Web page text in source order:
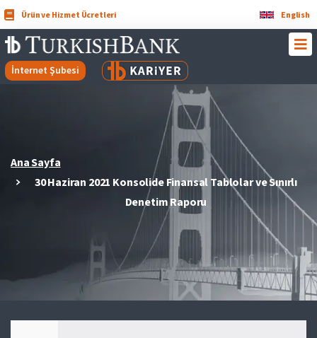
English
Ürün ve Hizmet Ücretleri
İnternet Şubesi
Ana Sayfa
30 Haziran 2021 Konsolide Finansal Tablolar ve Sınırlı
Denetim Raporu